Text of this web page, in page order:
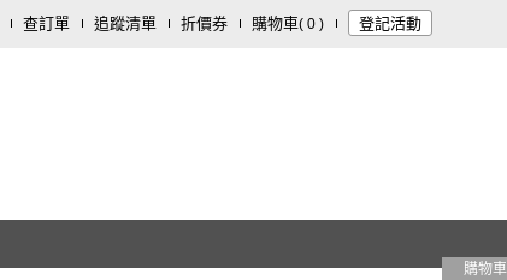
查訂單 追蹤清單 折價券 購物車( 0 ) 登記活動
購物車